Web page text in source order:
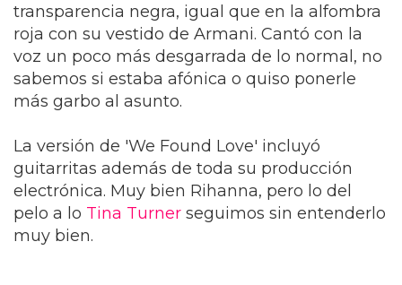
transparencia negra, igual que en la alfombra
roja con su vestido de Armani. Cantó con la
voz un poco más desgarrada de lo normal, no
sabemos si estaba afónica o quiso ponerle
más garbo al asunto.
La versión de 'We Found Love' incluyó
guitarritas además de toda su producción
electrónica. Muy bien Rihanna, pero lo del
pelo a lo Tina Turner seguimos sin entenderlo
muy bien.